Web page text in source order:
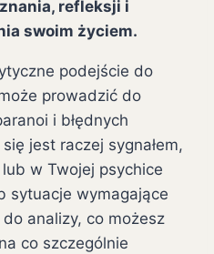
refleksji i
swoim życiem.
podejście do
prowadzić do
i błędnych
jest raczej sygnałem,
w Twojej psychice
sytuacje wymagające
analizy, co możesz
co szczególnie